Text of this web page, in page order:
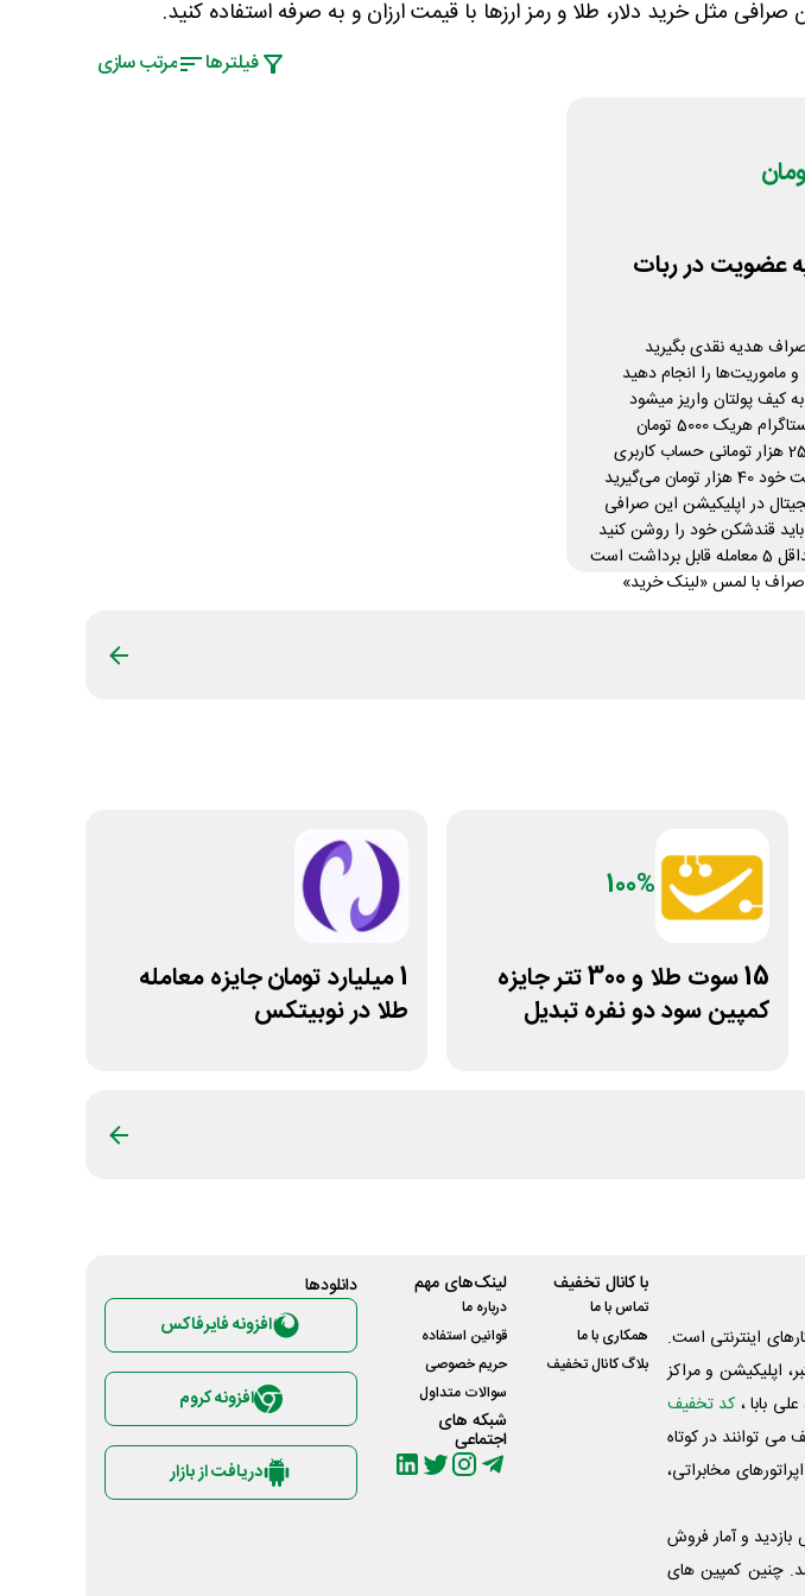
مثل خرید دلار، طلا و رمز ارزها با قیمت ارزان و به صرفه استفاده کنید.
فیلتر‌ها مرتب سازی
هدیه عضویت در ربات
هدیه نقدی بگیرید
ماموریت‌ها را انجام دهید
کیف پولتان واریز میشود
هریک 5000 تومان
می‌گیرید
در اپلیکیشن این صرافی
باید قندشکن خود را روشن کنید
است
صراف با لمس «لینک خرید»
100%
15 سوت طلا و 300 تتر جایزه
کمپین سود دو نفره تبدیل
1 میلیارد تومان جایزه معامله
طلا در نوبیتکس
اینترنتی است.
اپلیکیشن و مراکز
بابا ، کد تخفیف
می توانند در کوتاه
مخابراتی،
بازدید و آمار فروش
چنین کمپین های
با کانال تخفیف
تماس با ما
همکاری با ما
بلاگ کانال تخفیف
لینک‌های مهم
درباره ما
قوانین استفاده
حریم خصوصی
سوالات متداول
شبکه های
اجتماعی
دانلود‌ها
افزونه فایرفاکس
افزونه کروم
دریافت از بازار